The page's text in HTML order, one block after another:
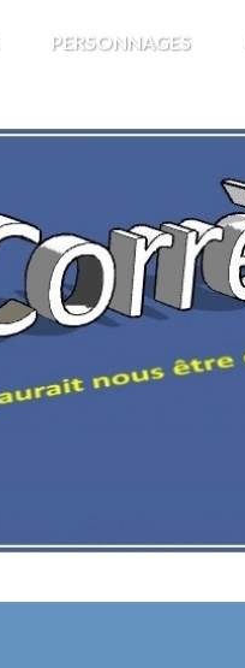
PERSONNAGES